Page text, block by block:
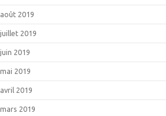
août 2019
juillet 2019
juin 2019
mai 2019
avril 2019
mars 2019